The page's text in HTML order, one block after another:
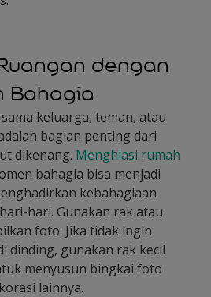
dengan
Bahagia
keluarga, teman, atau
bagian penting dari
dikenang. Menghiasi rumah
bahagia bisa menjadi
kebahagiaan
hari. Gunakan rak atau
foto: Jika tidak ingin
dinding, gunakan rak kecil
menyusun bingkai foto
lainnya.